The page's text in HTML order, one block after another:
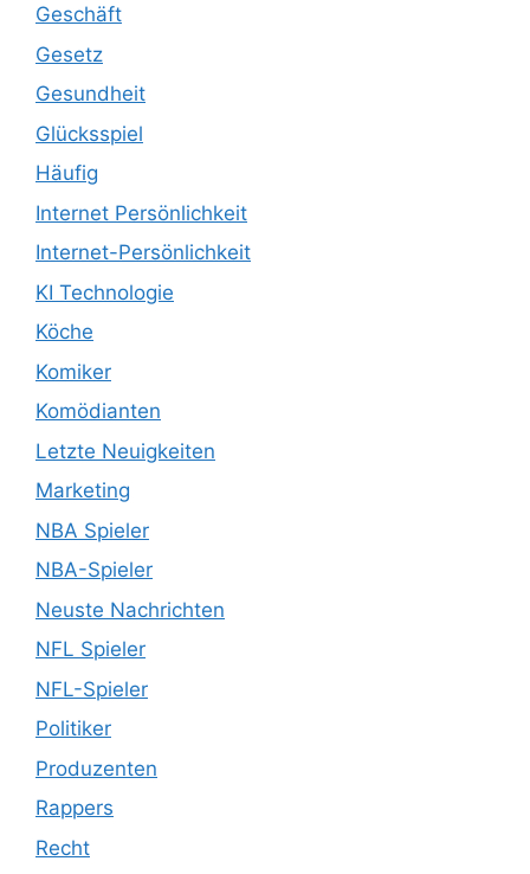
Geschäft
Gesetz
Gesundheit
Glücksspiel
Häufig
Internet Persönlichkeit
Internet-Persönlichkeit
KI Technologie
Köche
Komiker
Komödianten
Letzte Neuigkeiten
Marketing
NBA Spieler
NBA-Spieler
Neuste Nachrichten
NFL Spieler
NFL-Spieler
Politiker
Produzenten
Rappers
Recht